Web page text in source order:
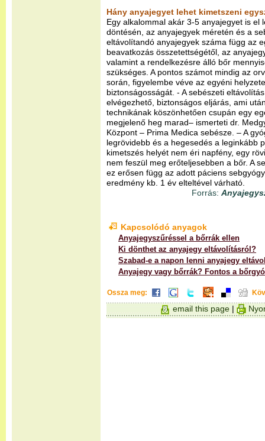
Hány anyajegyet lehet kimetszeni
Egy alkalommal akár 3-5 anyajegyet is el
döntésén, az anyajegyek méretén és a
eltávolítandó anyajegyek száma függ az
beavatkozás összetettségétől, az
valamint a rendelkezésre álló bőr
szükséges. A pontos számot mindig az
során, figyelembe véve az egyéni
biztonságosságát. - A sebészeti
elvégezhető, biztonságos eljárás, ami
technikának köszönhetően csupán egy
megjelenő heg marad– ismerteti dr.
Központ – Prima Medica sebésze. – A
legrövidebb és a hegesedés a leginkább
kimetszés helyét nem éri napfény, egy
nem feszül meg erőteljesebben a bőr. A
ez erősen függ az adott páciens
eredmény kb. 1 év elteltével várható.
Forrás:
Kapcsolódó anyagok
Anyajegyszűréssel a bőrrák ellen
Ki dönthet az anyajegy eltávolításról?
Szabad-e a napon lenni anyajegy
Anyajegy vagy bőrrák? Fontos a
Ossza meg:
email this page|